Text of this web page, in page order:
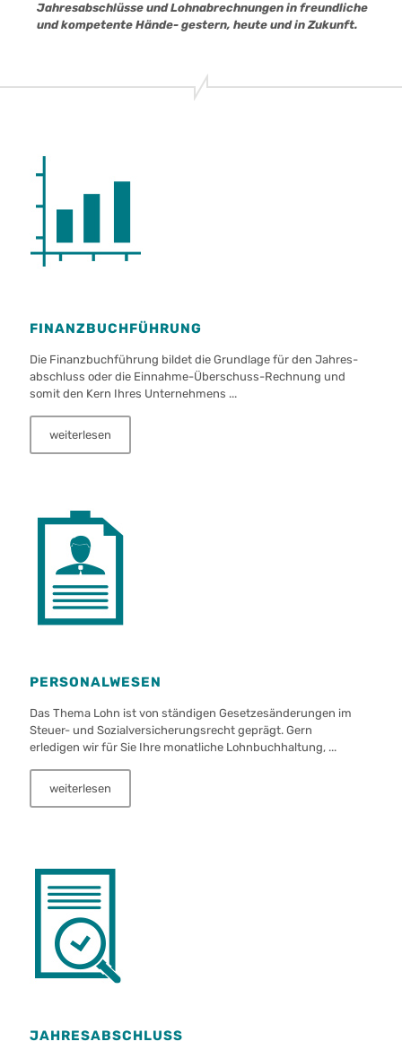
Jahresabschlüsse und Lohnabrechnungen in freundliche
und kompetente Hände- gestern, heute und in Zukunft.
FINANZ­BUCH­FÜHRUNG
Die Finanzbuchführung bildet die Grund­lage für den Jahres­
abschluss oder die Einnahme-Überschuss-Rechnung und
somit den Kern Ihres Unternehmens ...
weiterlesen
PERSONAL­WESEN
Das Thema Lohn ist von ständigen Gesetze­sänderungen im
Steuer- und Sozial­ver­sicherungs­recht geprägt. Gern
erledigen wir für Sie Ihre monatliche Lohnbuchhaltung, ...
weiterlesen
JAHRES­ABSCHLUSS